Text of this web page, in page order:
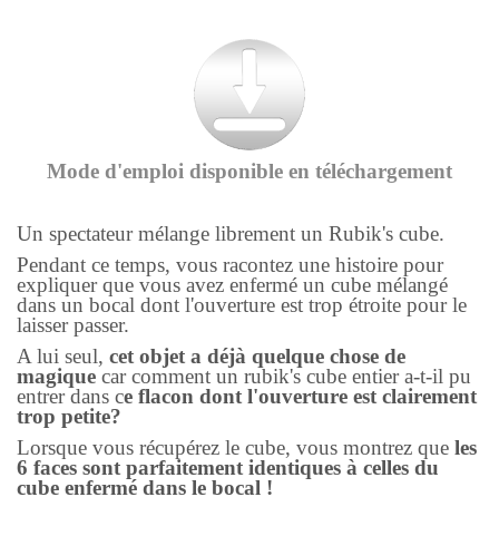
Mode d'emploi disponible en téléchargement
Un spectateur mélange librement un Rubik's cube.
Pendant ce temps, vous racontez une histoire pour
expliquer que vous avez enfermé un cube mélangé
dans un bocal dont l'ouverture est trop étroite pour le
laisser passer.
A lui seul, cet objet a déjà quelque chose de
magique car comment un rubik's cube entier a-t-il pu
entrer dans ce flacon dont l'ouverture est clairement
trop petite?
Lorsque vous récupérez le cube, vous montrez que les
6 faces sont parfaitement identiques à celles du
cube enfermé dans le bocal !